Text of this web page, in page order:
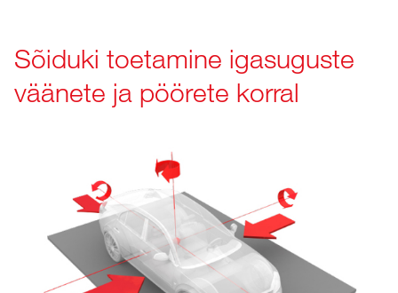
Sõiduki toetamine igasuguste
väänete ja pöörete korral